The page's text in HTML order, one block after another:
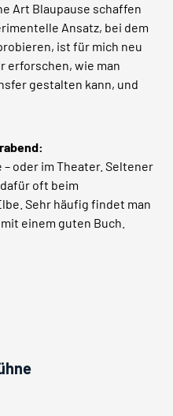
Art Blaupause schaffen
Ansatz, bei dem
ist für mich neu
erforschen, wie man
gestalten kann, und
– oder im Theater. Seltener
oft beim
Sehr häufig findet man
einem guten Buch.